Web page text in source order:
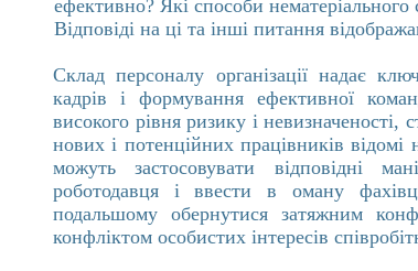
ефективно? Які способи
Відповіді на ці та інші питання
Склад персоналу організації надає
кадрів і формування ефективної
високого рівня ризику і невизначеності,
нових і потенційних працівників
можуть застосовувати відповідні
роботодавця і ввести в оману
подальшому обернутися затяжним
конфліктом особистих інтересів